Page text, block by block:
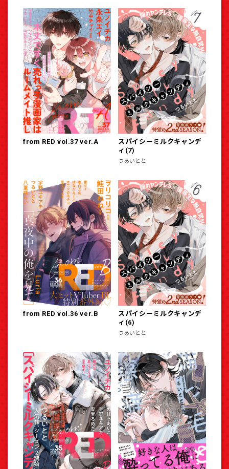
from RED vol.37 ver.A
スパイシーミルクキャンデ
ィ(7)
つるいとと
from RED vol.36 ver.B
スパイシーミルクキャンデ
ィ(6)
つるいとと